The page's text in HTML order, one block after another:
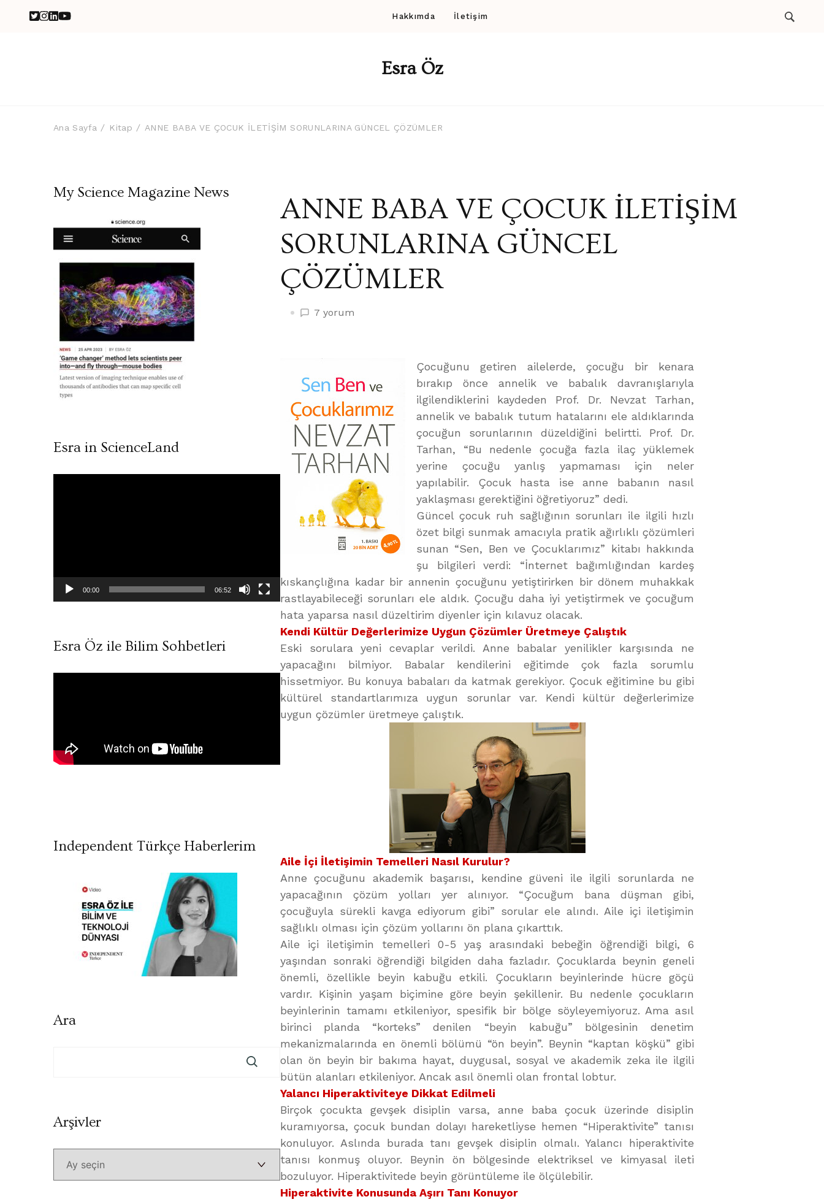
Hakkımda İletişim
Esra Öz
Ana Sayfa Kitap ANNE BABA VE ÇOCUK İLETİŞİM SORUNLARINA GÜNCEL ÇÖZÜMLER
ANNE BABA VE ÇOCUK İLETİŞİM
SORUNLARINA GÜNCEL
ÇÖZÜMLER
ANNE
ÇOCUK
SORUNLARINA
GÜNCEL
ÇÖZÜMLER
için
7 yorum
Çocuğunu getiren ailelerde, çocuğu bir kenara
bırakıp önce annelik ve babalık davranışlarıyla
ilgilendiklerini kaydeden Prof. Dr. Nevzat Tarhan,
annelik ve babalık tutum hatalarını ele aldıklarında
çocuğun sorunlarının düzeldiğini belirtti. Prof. Dr.
Tarhan, “Bu nedenle çocuğa fazla ilaç yüklemek
yerine çocuğu yanlış yapmaması için neler
yapılabilir. Çocuk hasta ise anne babanın nasıl
yaklaşması gerektiğini öğretiyoruz” dedi.
Güncel çocuk ruh sağlığının sorunları ile ilgili hızlı
özet bilgi sunmak amacıyla pratik ağırlıklı çözümleri
sunan “Sen, Ben ve Çocuklarımız” kitabı hakkında
şu bilgileri verdi: “İnternet bağımlığından kardeş
kıskançlığına kadar bir annenin çocuğunu yetiştirirken bir dönem muhakkak
rastlayabileceği sorunları ele aldık. Çocuğu daha iyi yetiştirmek ve çocuğum
hata yaparsa nasıl düzeltirim diyenler için kılavuz olacak.
Kendi Kültür Değerlerimize Uygun Çözümler Üretmeye Çalıştık
Eski sorulara yeni cevaplar verildi. Anne babalar yenilikler karşısında ne
yapacağını bilmiyor. Babalar kendilerini eğitimde çok fazla sorumlu
hissetmiyor. Bu konuya babaları da katmak gerekiyor. Çocuk eğitimine bu gibi
kültürel standartlarımıza uygun sorunlar var. Kendi kültür değerlerimize
uygun çözümler üretmeye çalıştık.
Aile İçi İletişimin Temelleri Nasıl Kurulur?
Anne çocuğunu akademik başarısı, kendine güveni ile ilgili sorunlarda ne
yapacağının çözüm yolları yer alınıyor. “Çocuğum bana düşman gibi,
çocuğuyla sürekli kavga ediyorum gibi” sorular ele alındı. Aile içi iletişimin
sağlıklı olması için çözüm yollarını ön plana çıkarttık.
Aile içi iletişimin temelleri 0-5 yaş arasındaki bebeğin öğrendiği bilgi, 6
yaşından sonraki öğrendiği bilgiden daha fazladır. Çocuklarda beynin geneli
önemli, özellikle beyin kabuğu etkili. Çocukların beyinlerinde hücre göçü
vardır. Kişinin yaşam biçimine göre beyin şekillenir. Bu nedenle çocukların
beyinlerinin tamamı etkileniyor, spesifik bir bölge söyleyemiyoruz. Ama asıl
birinci planda “korteks” denilen “beyin kabuğu” bölgesinin denetim
mekanizmalarında en önemli bölümü “ön beyin”. Beynin “kaptan köşkü” gibi
olan ön beyin bir bakıma hayat, duygusal, sosyal ve akademik zeka ile ilgili
bütün alanları etkileniyor. Ancak asıl önemli olan frontal lobtur.
Yalancı Hiperaktiviteye Dikkat Edilmeli
Birçok çocukta gevşek disiplin varsa, anne baba çocuk üzerinde disiplin
kuramıyorsa, çocuk bundan dolayı hareketliyse hemen “Hiperaktivite” tanısı
konuluyor. Aslında burada tanı gevşek disiplin olmalı. Yalancı hiperaktivite
tanısı konmuş oluyor. Beynin ön bölgesinde elektriksel ve kimyasal ileti
bozuluyor. Hiperaktivitede beyin görüntüleme ile ölçülebilir.
Hiperaktivite Konusunda Aşırı Tanı Konuyor
My Science Magazine News
Esra in ScienceLand
00:00 06:52
Esra Öz ile Bilim Sohbetleri
Independent Türkçe Haberlerim
Ara
ArşivlerArşivler